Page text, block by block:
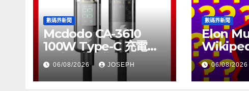
數碼界新聞
Mcdodo CA-3610
100W Type-C 充電線
正式上市，售價
HK$115
06/08/2026 JOSEPH
數碼界新聞
Elon
個月沒
06/08/2026